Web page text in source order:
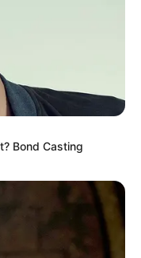
Bond Casting